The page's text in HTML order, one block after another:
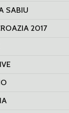
SABIU
2017